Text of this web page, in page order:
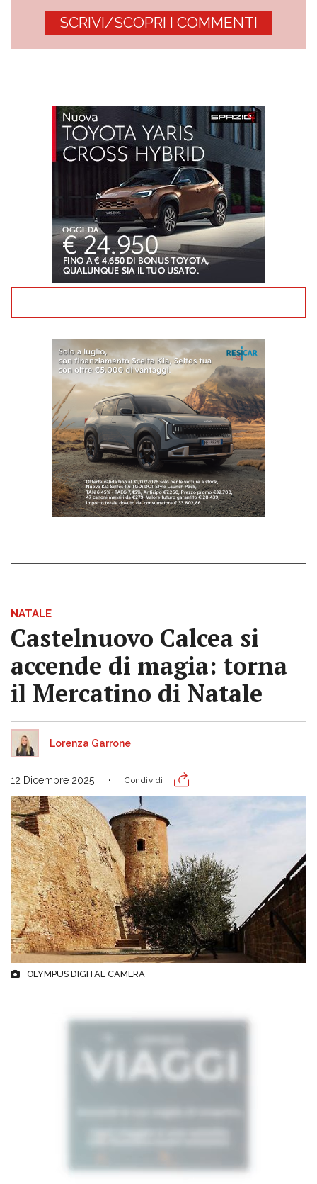
SCRIVI/SCOPRI I COMMENTI
NATALE
Castelnuovo Calcea si
accende di magia: torna
il Mercatino di Natale
Lorenza Garrone
12 Dicembre 2025 Condividi
OLYMPUS DIGITAL CAMERA